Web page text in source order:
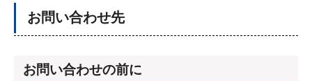
お問い合わせ先
お問い合わせの前に